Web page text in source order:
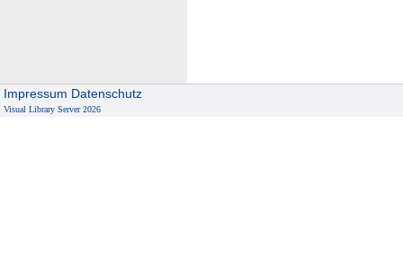
Impressum Datenschutz
Visual Library Server 2026